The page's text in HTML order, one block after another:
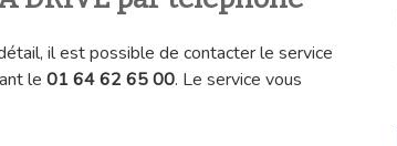
il est possible de contacter le service
le 01 64 62 65 00. Le service vous